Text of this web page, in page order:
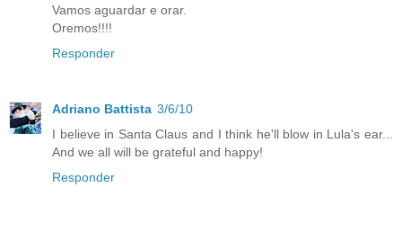
Vamos aguardar e orar.
Oremos!!!!
Responder
Adriano Battista 3/6/10
I believe in Santa Claus and I think he'll blow in Lula's ear...
And we all will be grateful and happy!
Responder